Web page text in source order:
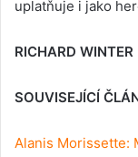
uplatňuje i jako
RICHARD WINTER
SOUVISEJÍCÍ
Alanis Morissette: